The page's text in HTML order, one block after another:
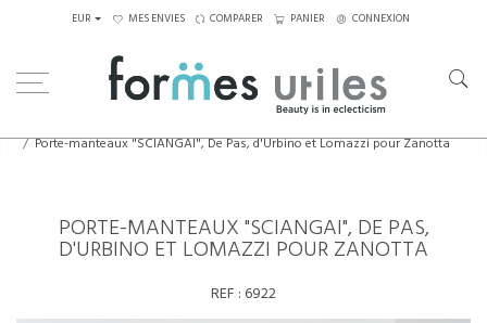
EUR MES ENVIES COMPARER PANIER CONNEXION
Porte-manteaux "SCIANGAI", De Pas, d'Urbino et Lomazzi pour Zanotta
PORTE-MANTEAUX "SCIANGAI", DE PAS,
D'URBINO ET LOMAZZI POUR ZANOTTA
REF : 6922